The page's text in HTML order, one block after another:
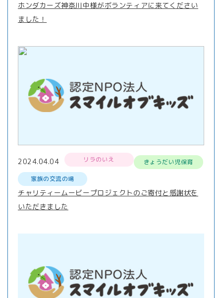
ホンダカーズ神奈川中様がボランティアに来てください
ました！
2024.04.04 リラのいえ
きょうだい児保育
家族の交流の場
チャリティームービープロジェクトのご寄付と感謝状を
いただきました